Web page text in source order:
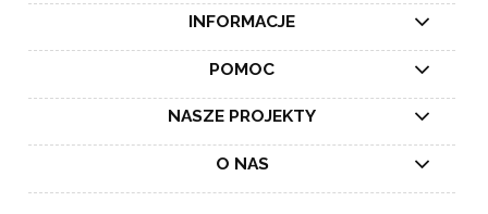
INFORMACJE
POMOC
NASZE PROJEKTY
O NAS